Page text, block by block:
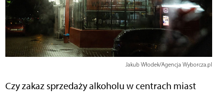
Jakub Włodek/Agencja Wyborcza.pl
Czy zakaz sprzedaży alkoholu w centrach miast